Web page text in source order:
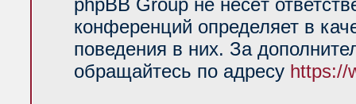
phpBB Group не несёт
конференций определяет в
поведения в них. За
обращайтесь по адресу https://